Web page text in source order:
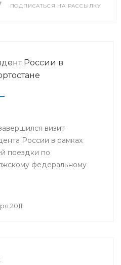
ПОДПИСАТЬСЯ НА РАССЫЛКУ
2013 2012 2011
России в
визит
России в рамках
поездки по
федеральному
2011